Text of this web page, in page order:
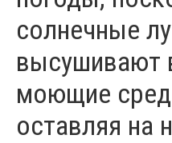
солнечные
высушивают
моющие
оставляя на